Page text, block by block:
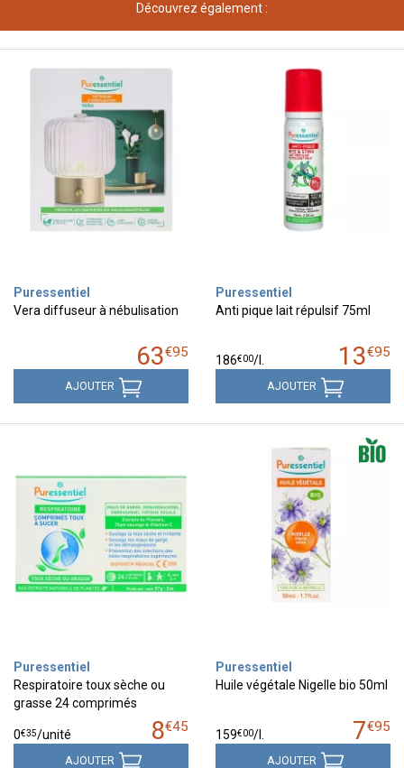
Découvrez également :
Puressentiel
Vera diffuseur à nébulisation
63€95
AJOUTER
Puressentiel
Anti pique lait répulsif 75ml
13€95
186€00/
AJOUTER
Puressentiel
Respiratoire toux sèche ou
grasse 24 comprimés
8€45
0€35/unité
AJOUTER
Puressentiel
Huile végétale Nigelle bio 50ml
7€95
159€00/
AJOUTER